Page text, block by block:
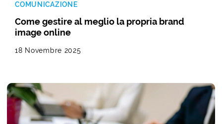
COMUNICAZIONE
Come gestire al meglio la propria brand
image online
18 Novembre 2025